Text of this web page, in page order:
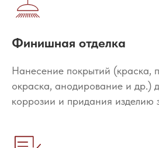
Финишная отделка
Нанесение покрытий (краска,
окраска, анодирование и др.)
коррозии и придания изделию